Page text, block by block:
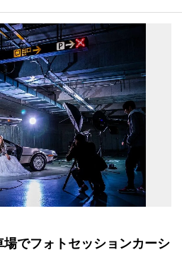
でフォトセッションカーシ